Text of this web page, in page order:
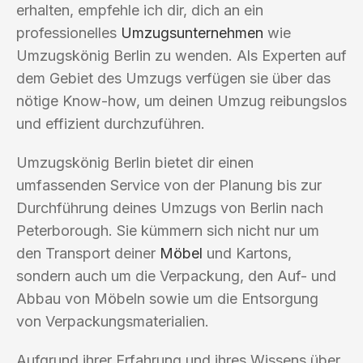
erhalten, empfehle ich dir, dich an ein
professionelles Umzugsunternehmen wie
Umzugskönig Berlin zu wenden. Als Experten auf
dem Gebiet des Umzugs verfügen sie über das
nötige Know-how, um deinen Umzug reibungslos
und effizient durchzuführen.
Umzugskönig Berlin bietet dir einen
umfassenden Service von der Planung bis zur
Durchführung deines Umzugs von Berlin nach
Peterborough. Sie kümmern sich nicht nur um
den Transport deiner Möbel und Kartons,
sondern auch um die Verpackung, den Auf- und
Abbau von Möbeln sowie um die Entsorgung
von Verpackungsmaterialien.